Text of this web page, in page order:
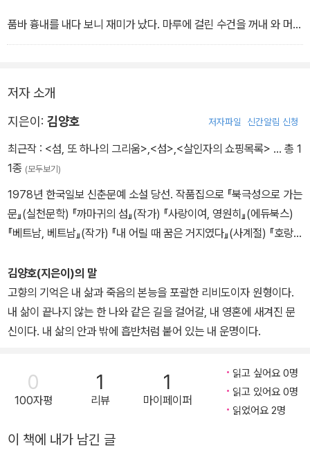
시절의 이야기. 그럼에도 아이들만의 꿈, 아이들만의 고뇌는 요즘 아
품바 흉내를 내다 보니 재미가 났다. 마루에 걸린 수건을 꺼내 와 머리
에 질끈 묶고 본격적으로 주전자를 두드리며 절름절름 걷는 거렁뱅이
저자 소개
지은이: 김양호 저자파일 신간알림 신청
최근작 : <섬, 또 하나의 그리움>,<섬>,<살인자의 쇼핑목록> … 총 1
1종 (모두보기)
1978년 한국일보 신춘문예 소설 당선. 작품집으로 『북극성으로 가는
문』(실천문학) 『까마귀의 섬』(작가) 『사랑이여, 영원히』(에듀북스)
『베트남, 베트남』(작가) 『내 어릴 때 꿈은 거지였다』(사계절) 『호랑
작 전공 교수.
김양호(지은이)의 말
고향의 기억은 내 삶과 죽음의 본능을 포괄한 리비도이자 원형이다.
내 삶이 끝나지 않는 한 나와 같은 길을 걸어갈, 내 영혼에 새겨진 문
신이다. 내 삶의 안과 밖에 흡반처럼 붙어 있는 내 운명이다.
0
100자평
1
리뷰
1
마이페이퍼
읽고 싶어요 0명
읽고 있어요 0명
읽었어요 2명
이 책에 내가 남긴 글